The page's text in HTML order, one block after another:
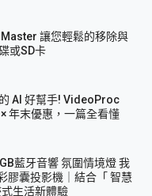
讓您輕鬆的移除與
或SD卡
AI 好幫手! VideoProc
年末優惠，一篇全看懂
藍牙音響 氛圍情境燈 我
膠囊投影機｜結合「 智慧
生活新體驗